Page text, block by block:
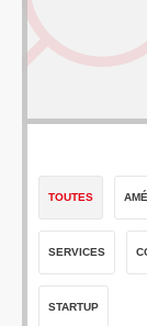
TOUTES
SERVICES
STARTUP